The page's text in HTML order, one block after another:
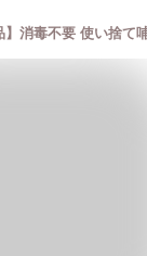
消毒不要 使い捨て